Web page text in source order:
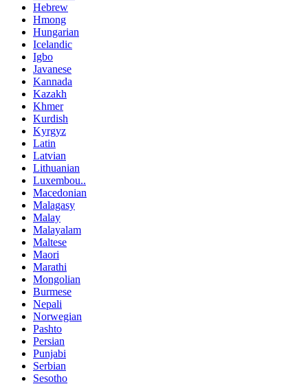
Hebrew
Hmong
Hungarian
Icelandic
Igbo
Javanese
Kannada
Kazakh
Khmer
Kurdish
Kyrgyz
Latin
Latvian
Lithuanian
Luxembou..
Macedonian
Malagasy
Malay
Malayalam
Maltese
Maori
Marathi
Mongolian
Burmese
Nepali
Norwegian
Pashto
Persian
Punjabi
Serbian
Sesotho